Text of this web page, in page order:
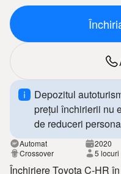
Depozitul
prețul închirierii nu
de reduceri
Automat 2020
Crossover
5 locuri
Închiriere Toyota C-HR